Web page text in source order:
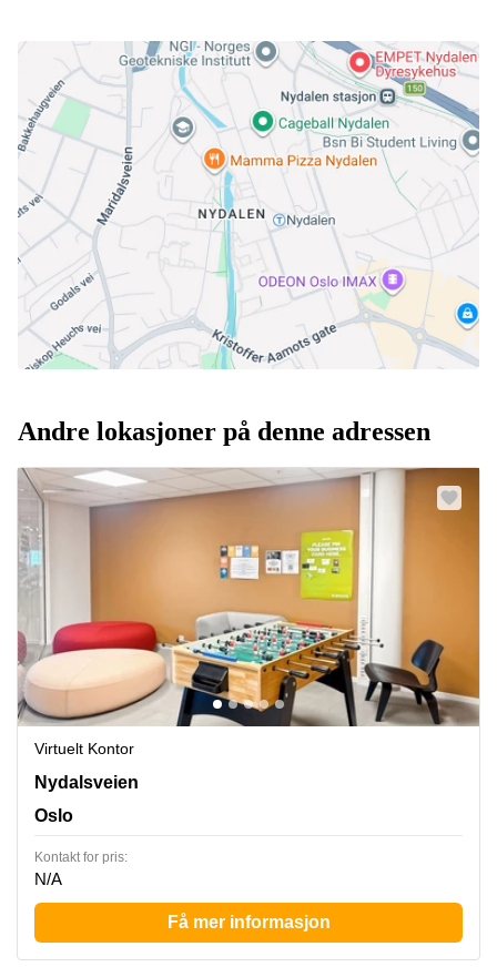
Andre lokasjoner på denne adressen
Virtuelt Kontor
Nydalsveien 33,3rd and 4th floor, Oslo
Nydalsveien
Oslo
Kontakt for pris:
N/A
Få mer informasjon